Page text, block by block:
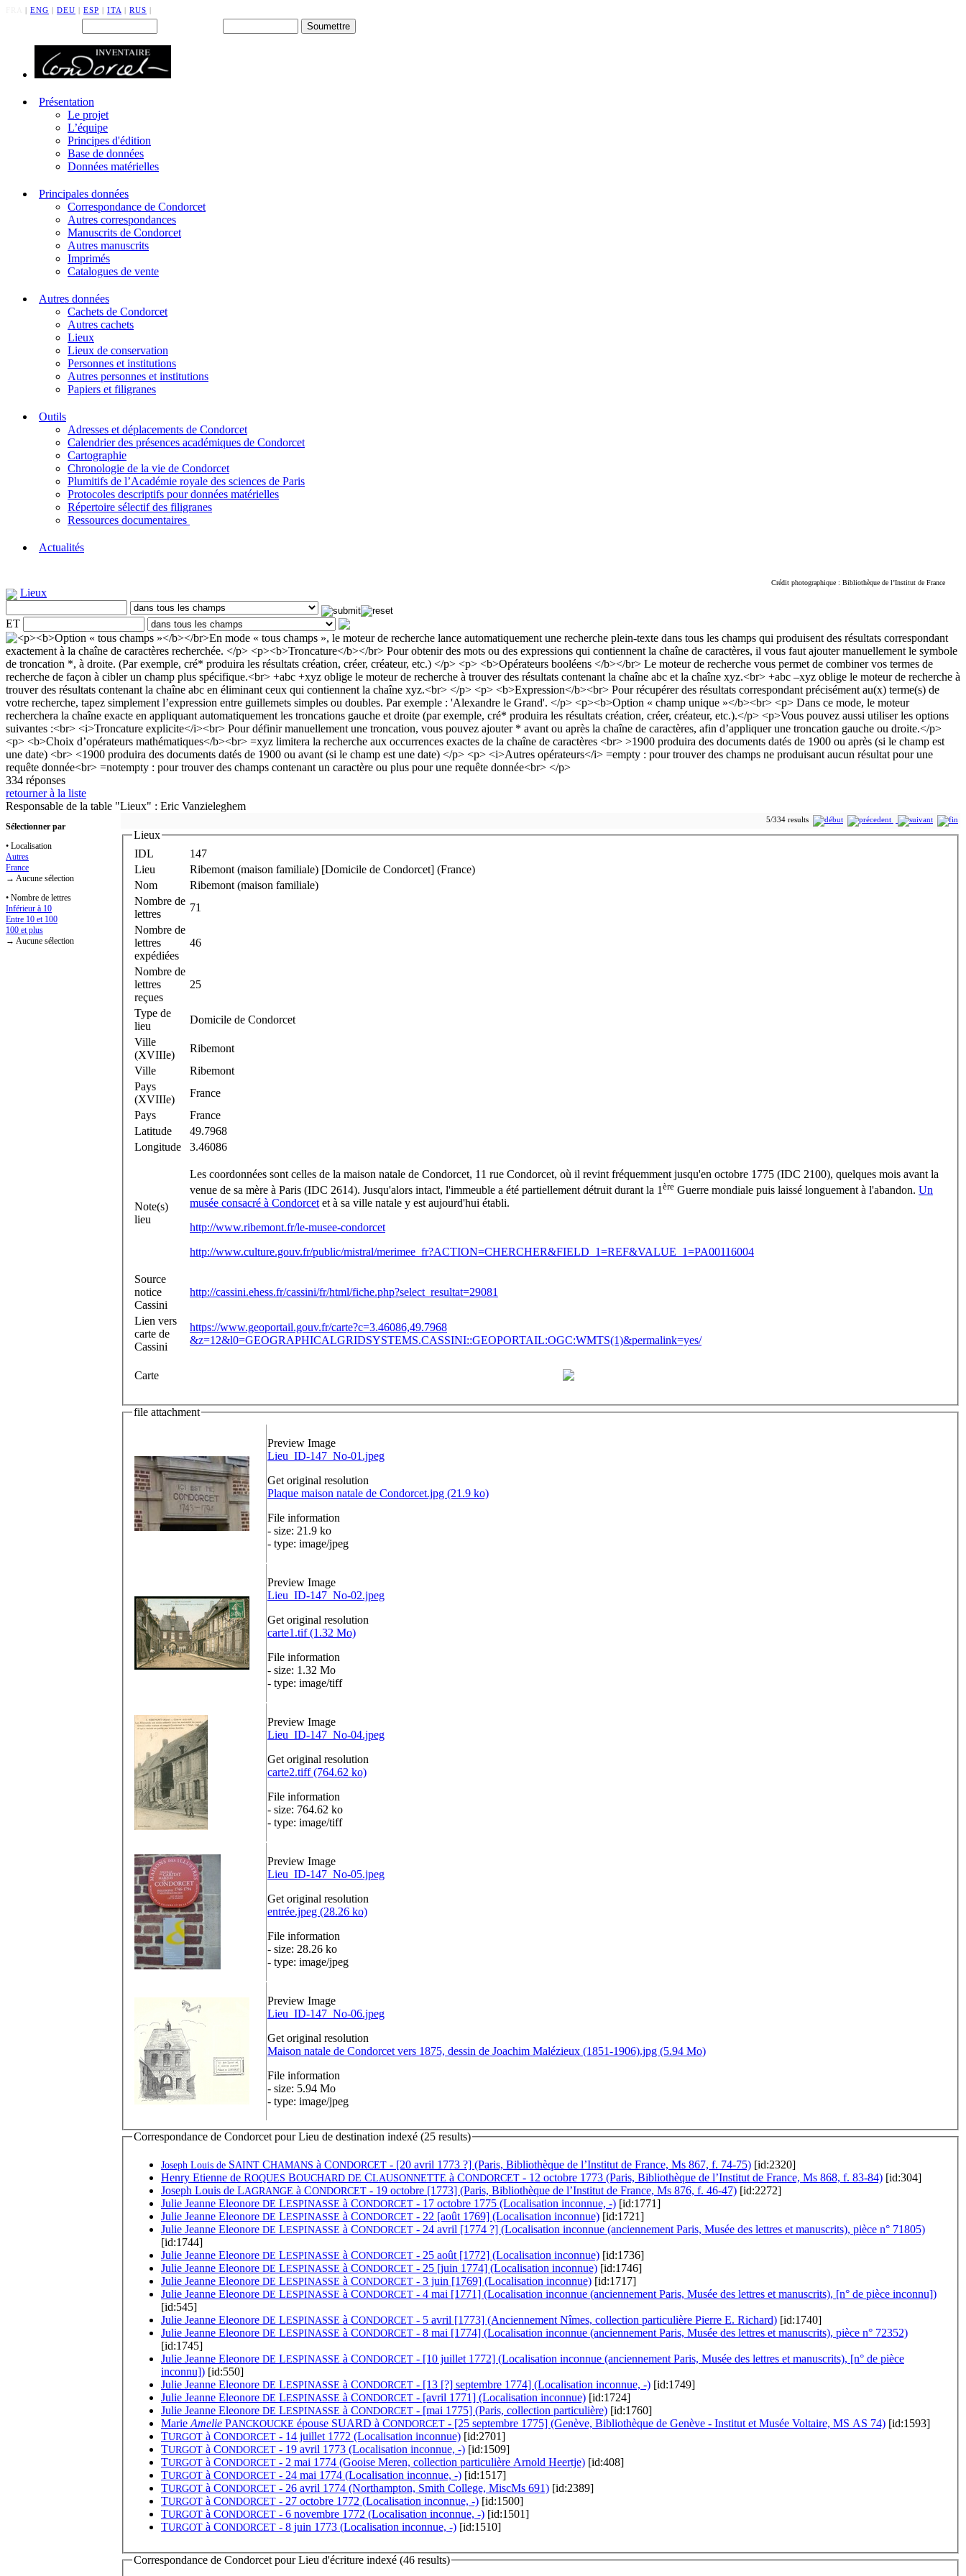
| ENG | DEU | ESP | ITA | RUS |
Présentation
Le projet
L’équipe
Principes d'édition
Base de données
Données matérielles
Principales données
Correspondance de Condorcet
Autres correspondances
Manuscrits de Condorcet
Autres manuscrits
Imprimés
Catalogues de vente
Autres données
Cachets de Condorcet
Autres cachets
Lieux
Lieux de conservation
Personnes et institutions
Autres personnes et institutions
Papiers et filigranes
Outils
Adresses et déplacements de Condorcet
Calendrier des présences académiques de Condorcet
Cartographie
Chronologie de la vie de Condorcet
Plumitifs de l’Académie royale des sciences de Paris
Protocoles descriptifs pour données matérielles
Répertoire sélectif des filigranes
Ressources documentaires
Actualités
Crédit photographique : Bibliothèque de l’Institut de France
Lieux
ET
334 réponses
retourner à la liste
Responsable de la table "Lieux" : Eric Vanzieleghem
Sélectionner par
• Localisation
Autres
France
→ Aucune sélection
• Nombre de lettres
Inférieur à 10
Entre 10 et 100
100 et plus
→ Aucune sélection
5/334 results
Lieux
IDL
147
Lieu
Ribemont (maison familiale) [Domicile de Condorcet] (France)
Nom
Ribemont (maison familiale)
Nombre de
lettres
71
Nombre de
lettres
expédiées
46
Nombre de
lettres
reçues
25
Type de
lieu
Domicile de Condorcet
Ville
(XVIIIe)
Ribemont
Ville
Ribemont
Pays
(XVIIIe)
France
Pays
France
Latitude
49.7968
Longitude
3.46086
Note(s)
lieu
Les coordonnées sont celles de la maison natale de Condorcet, 11 rue Condorcet, où il revint fréquemment jusqu'en octobre 1775 (IDC 2100), quelques mois avant la
venue de sa mère à Paris (IDC 2614). Jusqu'alors intact, l'immeuble a été partiellement détruit durant la 1 ère Guerre mondiale puis laissé longuement à l'abandon. Un
musée consacré à Condorcet et à sa ville natale y est aujourd'hui établi.
http://www.ribemont.fr/le-musee-condorcet
http://www.culture.gouv.fr/public/mistral/merimee_fr?ACTION=CHERCHER&FIELD_1=REF&VALUE_1=PA00116004
Source
notice
Cassini
http://cassini.ehess.fr/cassini/fr/html/fiche.php?select_resultat=29081
Lien vers
carte de
Cassini
https://www.geoportail.gouv.fr/carte?c=3.46086,49.7968
&z=12&l0=GEOGRAPHICALGRIDSYSTEMS.CASSINI::GEOPORTAIL:OGC:WMTS(1)&permalink=yes/
Carte
file attachment
Preview Image
Lieu_ID-147_No-01.jpeg
Get original resolution
Plaque maison natale de Condorcet.jpg (21.9 ko)
File information
- size: 21.9 ko
- type: image/jpeg
Preview Image
Lieu_ID-147_No-02.jpeg
Get original resolution
carte1.tif (1.32 Mo)
File information
- size: 1.32 Mo
- type: image/tiff
Preview Image
Lieu_ID-147_No-04.jpeg
Get original resolution
carte2.tiff (764.62 ko)
File information
- size: 764.62 ko
- type: image/tiff
Preview Image
Lieu_ID-147_No-05.jpeg
Get original resolution
entrée.jpeg (28.26 ko)
File information
- size: 28.26 ko
- type: image/jpeg
Preview Image
Lieu_ID-147_No-06.jpeg
Get original resolution
Maison natale de Condorcet vers 1875, dessin de Joachim Malézieux (1851-1906).jpg (5.94 Mo)
File information
- size: 5.94 Mo
- type: image/jpeg
Correspondance de Condorcet pour Lieu de destination indexé (25 results)
Joseph Louis de SAINT CHAMANS à CONDORCET - [20 avril 1773 ?] (Paris, Bibliothèque de l’Institut de France, Ms 867, f. 74-75) [id:2320]
Henry Etienne de ROQUES BOUCHARD DE CLAUSONNETTE à CONDORCET - 12 octobre 1773 (Paris, Bibliothèque de l’Institut de France, Ms 868, f. 83-84) [id:304]
Joseph Louis de LAGRANGE à CONDORCET - 19 octobre [1773] (Paris, Bibliothèque de l’Institut de France, Ms 876, f. 46-47) [id:2272]
Julie Jeanne Eleonore DE LESPINASSE à CONDORCET - 17 octobre 1775 (Localisation inconnue, -) [id:1771]
Julie Jeanne Eleonore DE LESPINASSE à CONDORCET - 22 [août 1769] (Localisation inconnue) [id:1721]
Julie Jeanne Eleonore DE LESPINASSE à CONDORCET - 24 avril [1774 ?] (Localisation inconnue (anciennement Paris, Musée des lettres et manuscrits), pièce n° 71805)
[id:1744]
Julie Jeanne Eleonore DE LESPINASSE à CONDORCET - 25 août [1772] (Localisation inconnue) [id:1736]
Julie Jeanne Eleonore DE LESPINASSE à CONDORCET - 25 [juin 1774] (Localisation inconnue) [id:1746]
Julie Jeanne Eleonore DE LESPINASSE à CONDORCET - 3 juin [1769] (Localisation inconnue) [id:1717]
Julie Jeanne Eleonore DE LESPINASSE à CONDORCET - 4 mai [1771] (Localisation inconnue (anciennement Paris, Musée des lettres et manuscrits), [n° de pièce inconnu])
[id:545]
Julie Jeanne Eleonore DE LESPINASSE à CONDORCET - 5 avril [1773] (Anciennement Nîmes, collection particulière Pierre E. Richard) [id:1740]
Julie Jeanne Eleonore DE LESPINASSE à CONDORCET - 8 mai [1774] (Localisation inconnue (anciennement Paris, Musée des lettres et manuscrits), pièce n° 72352)
[id:1745]
Julie Jeanne Eleonore DE LESPINASSE à CONDORCET - [10 juillet 1772] (Localisation inconnue (anciennement Paris, Musée des lettres et manuscrits), [n° de pièce
inconnu]) [id:550]
Julie Jeanne Eleonore DE LESPINASSE à CONDORCET - [13 [?] septembre 1774] (Localisation inconnue, -) [id:1749]
Julie Jeanne Eleonore DE LESPINASSE à CONDORCET - [avril 1771] (Localisation inconnue) [id:1724]
Julie Jeanne Eleonore DE LESPINASSE à CONDORCET - [mai 1775] (Paris, collection particulière) [id:1760]
Marie Amelie PANCKOUCKE épouse SUARD à CONDORCET - [25 septembre 1775] (Genève, Bibliothèque de Genève - Institut et Musée Voltaire, MS AS 74) [id:1593]
TURGOT à CONDORCET - 14 juillet 1772 (Localisation inconnue) [id:2701]
TURGOT à CONDORCET - 19 avril 1773 (Localisation inconnue, -) [id:1509]
TURGOT à CONDORCET - 2 mai 1774 (Gooise Meren, collection particulière Arnold Heertje) [id:408]
TURGOT à CONDORCET - 24 mai 1774 (Localisation inconnue, -) [id:1517]
TURGOT à CONDORCET - 26 avril 1774 (Northampton, Smith College, MiscMs 691) [id:2389]
TURGOT à CONDORCET - 27 octobre 1772 (Localisation inconnue, -) [id:1500]
TURGOT à CONDORCET - 6 novembre 1772 (Localisation inconnue, -) [id:1501]
TURGOT à CONDORCET - 8 juin 1773 (Localisation inconnue, -) [id:1510]
Correspondance de Condorcet pour Lieu d'écriture indexé (46 results)